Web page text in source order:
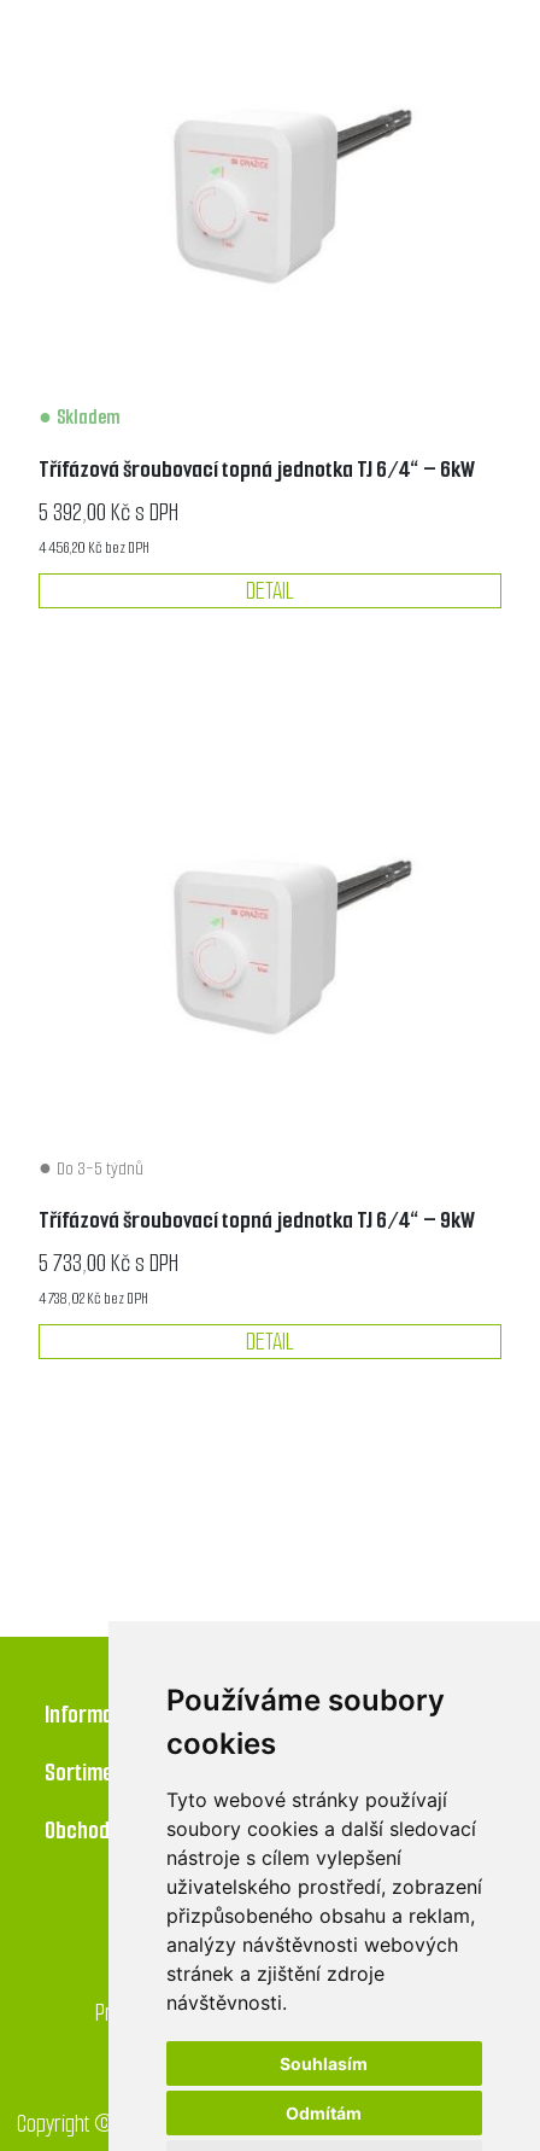
Používáme soubory
cookies
Tyto webové stránky používají
soubory cookies a další sledovací
nástroje s cílem vylepšení
uživatelského prostředí, zobrazení
přizpůsobeného obsahu a reklam,
analýzy návštěvnosti webových
stránek a zjištění zdroje
návštěvnosti.
Souhlasím
Odmítám
Skladem
Třífázová šroubovací topná jednotka TJ 6/4“ – 6kW
5 392,00 Kč s DPH
4 456,20 Kč bez DPH
DETAIL
Do 3-5 týdnů
Třífázová šroubovací topná jednotka TJ 6/4“ – 9kW
5 733,00 Kč s DPH
4 738,02 Kč bez DPH
DETAIL
Informace
Sortiment
Obchod
Kontakt
LU-MI servis s.r.o.
Průmyslová 455/17, 568 02 Svitavy - Lačnov
Copyright © 2026 GreenDrop obchod. Všechna práva vyhrazena.